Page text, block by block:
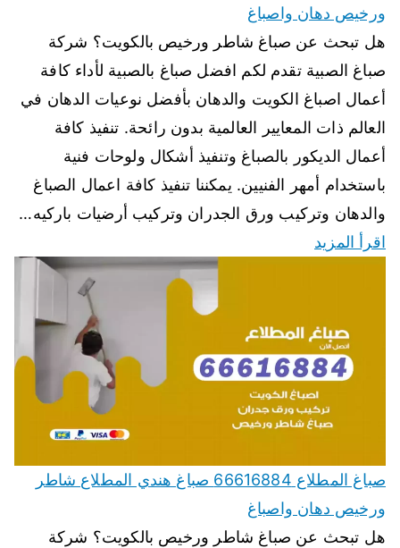
ورخيص دهان واصباغ
هل تبحث عن صباغ شاطر ورخيص بالكويت؟ شركة
صباغ الصبية تقدم لكم افضل صباغ بالصبية لأداء كافة
أعمال اصباغ الكويت والدهان بأفضل نوعيات الدهان في
العالم ذات المعايير العالمية بدون رائحة. تنفيذ كافة
أعمال الديكور بالصباغ وتنفيذ أشكال ولوحات فنية
باستخدام أمهر الفنيين. يمكننا تنفيذ كافة اعمال الصباغ
والدهان وتركيب ورق الجدران وتركيب أرضيات باركيه…
اقرأ المزيد
صباغ المطلاع 66616884 صباغ هندي المطلاع شاطر
ورخيص دهان واصباغ
هل تبحث عن صباغ شاطر ورخيص بالكويت؟ شركة